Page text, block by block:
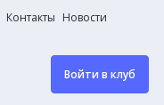
Контакты Новости
Войти в клуб